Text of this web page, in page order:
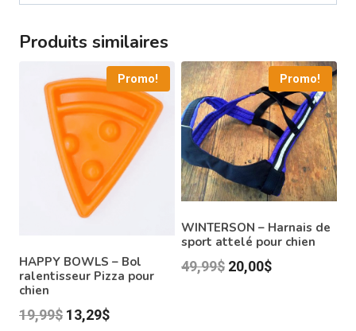
Produits similaires
Promo!
HAPPY BOWLS – Bol
ralentisseur Pizza pour
chien
19,99$ Le
13,29$Le
Promo!
WINTERSON – Harnais de
sport attelé pour chien
49,99$ Le
20,00$Le